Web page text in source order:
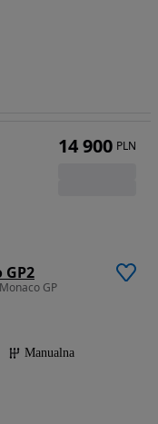
GP
Manualna
14 900 PLN